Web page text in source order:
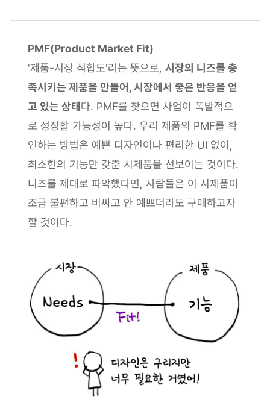
PMF(Product Market Fit)
'제품-시장 적합도'라는 뜻으로, 시장의 니즈를 충
족시키는 제품을 만들어, 시장에서 좋은 반응을 얻
고 있는 상태다. PMF를 찾으면 사업이 폭발적으
로 성장할 가능성이 높다. 우리 제품의 PMF를 확
인하는 방법은 예쁜 디자인이나 편리한 UI 없이,
최소한의 기능만 갖춘 시제품을 선보이는 것이다.
니즈를 제대로 파악했다면, 사람들은 이 시제품이
조금 불편하고 비싸고 안 예쁘더라도 구매하고자
할 것이다.